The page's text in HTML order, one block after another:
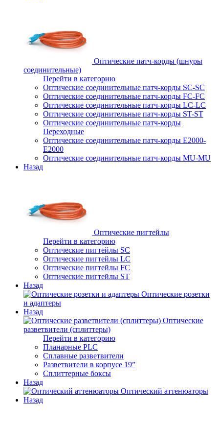
Оптические патч-корды (шнуры
соединительные)
Перейти в категорию
Оптические соединительные патч-корды SC-SC
Оптические соединительные патч-корды FC-FC
Оптические соединительные патч-корды LC-LC
Оптические соединительные патч-корды ST-ST
Оптические соединительные патч-корды
Переходные
Оптические соединительные патч-корды E2000-
E2000
Оптические соединительные патч-корды MU-MU
Назад
Оптические пигтейлы
Перейти в категорию
Оптические пигтейлы SC
Оптические пигтейлы LC
Оптические пигтейлы FC
Оптические пигтейлы ST
Назад
Оптические розетки
и адаптеры
Назад
Оптические
разветвители (сплиттеры)
Перейти в категорию
Планарные PLC
Сплавные разветвители
Разветвители в корпусе 19”
Сплиттерные боксы
Назад
Оптический аттенюаторы
Назад